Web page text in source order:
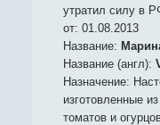
утратил силу в
от: 01.08.2013
Название:
Название (англ):
Назначение:
изготовленные
томатов и